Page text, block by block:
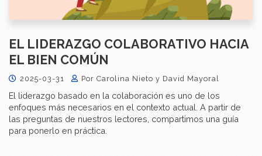
EL LIDERAZGO COLABORATIVO HACIA
EL BIEN COMÚN
2025-03-31 Por Carolina Nieto y David Mayoral
El liderazgo basado en la colaboración es uno de los
enfoques más necesarios en el contexto actual. A partir de
las preguntas de nuestros lectores, compartimos una guía
para ponerlo en práctica.